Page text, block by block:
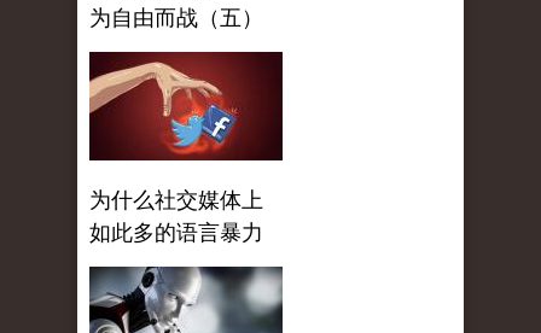
为自由而战（五）
为什么社交媒体上
如此多的语言暴力